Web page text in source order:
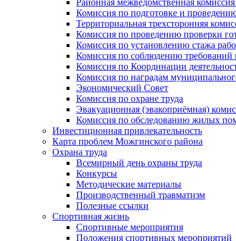
Комиссия по подготовке и
Территориальная трехсторонняя
Комиссия по проведению проверки
Комиссия по установлению стажа
Комиссия по соблюдению
Комиссия по Координации
Комиссия по наградам
Экономический Совет
Комиссия по охране труда
Эвакуационная (эвакоприёмная)
Комиссия по обследованию жилых
Инвестиционная привлекательность
Карта проблем Можгинского района
Охрана труда
Всемирный день охраны труда
Конкурсы
Методические материалы
Производственный травматизм
Полезные ссылки
Спортивная жизнь
Спортивные мероприятия
Положения спортивных мероприятий